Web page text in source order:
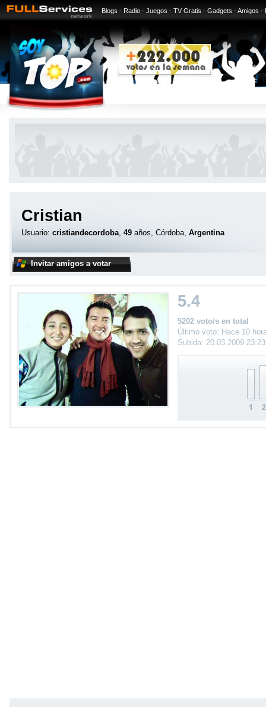
Blogs · Radio · Juegos · TV Gratis · Gadgets · Amigos ·
Cristian
Usuario: cristiandecordoba, 49 años, Córdoba, Argentina
Invitar amigos a votar
5.4
5202 voto/s en total
Último voto: Hace 10
Subida: 20.03.2009